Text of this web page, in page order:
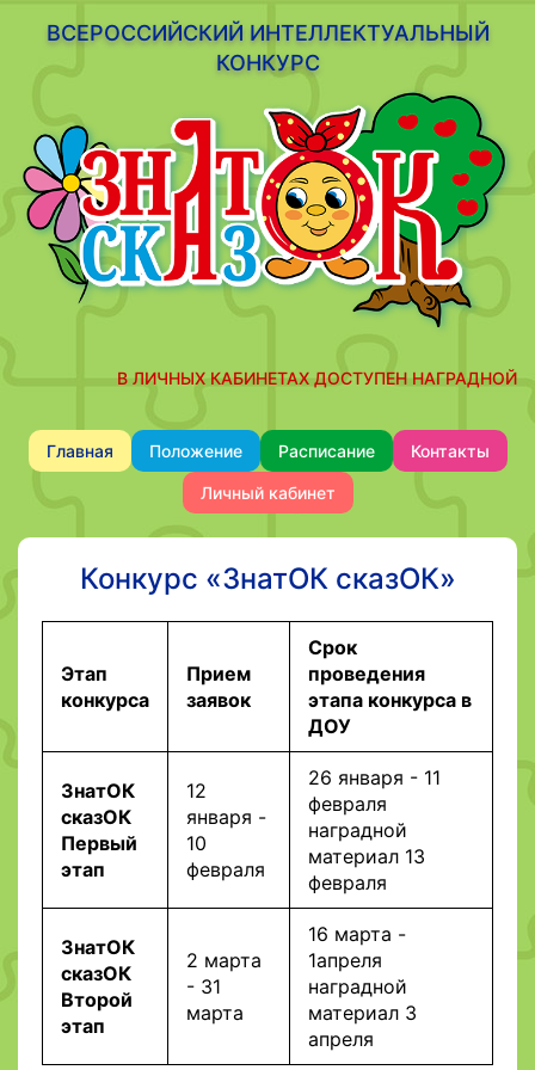
ВСЕРОССИЙСКИЙ ИНТЕЛЛЕКТУАЛЬНЫЙ
КОНКУРС
В ЛИЧНЫХ КАБИНЕТАХ ДОСТУПЕН НАГРАДНОЙ
Главная Положение Расписание Контакты
Личный кабинет
Конкурс «ЗнатОК сказОК»
Этап
конкурса
Прием
заявок
Cрок
проведения
этапа конкурса в
ДОУ
ЗнатОК
сказОК
Первый
этап
12
января -
10
февраля
26 января - 11
февраля
наградной
материал 13
февраля
ЗнатОК
сказОК
Второй
этап
2 марта
- 31
марта
16 марта -
1апреля
наградной
материал 3
апреля